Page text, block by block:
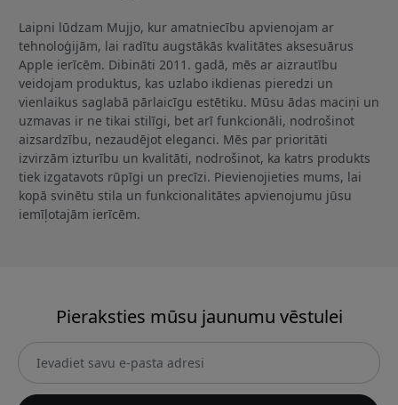
Laipni lūdzam Mujjo, kur amatniecību apvienojam ar
tehnoloģijām, lai radītu augstākās kvalitātes aksesuārus
Apple ierīcēm. Dibināti 2011. gadā, mēs ar aizrautību
veidojam produktus, kas uzlabo ikdienas pieredzi un
vienlaikus saglabā pārlaicīgu estētiku. Mūsu ādas maciņi un
uzmavas ir ne tikai stilīgi, bet arī funkcionāli, nodrošinot
aizsardzību, nezaudējot eleganci. Mēs par prioritāti
izvirzām izturību un kvalitāti, nodrošinot, ka katrs produkts
tiek izgatavots rūpīgi un precīzi. Pievienojieties mums, lai
kopā svinētu stila un funkcionalitātes apvienojumu jūsu
iemīļotajām ierīcēm.
Pieraksties mūsu jaunumu vēstulei